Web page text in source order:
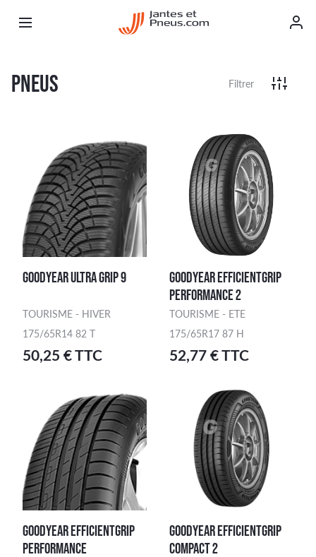
PNEUS Filtrer
GOODYEAR ULTRA GRIP 9
TOURISME - HIVER
175/65R14 82 T
50,25 € TTC
GOODYEAR EFFICIENTGRIP
PERFORMANCE 2
TOURISME - ETE
175/65R17 87 H
52,77 € TTC
GOODYEAR EFFICIENTGRIP
PERFORMANCE
GOODYEAR EFFICIENTGRIP
COMPACT 2